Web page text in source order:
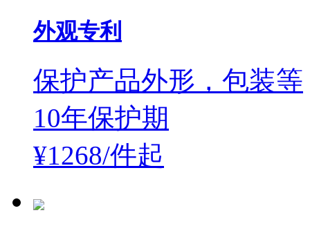
外观专利
保护产品外形，包装等
10年保护期
¥1268/件起